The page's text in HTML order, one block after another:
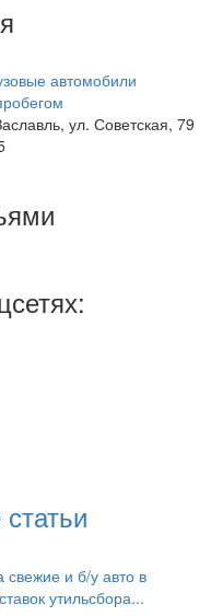
автомобили
ул. Советская, 79
свежие и б/у авто в
утильсбора...